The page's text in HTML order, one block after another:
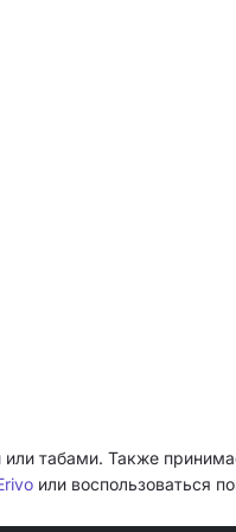
табами. Также
или воспользоваться